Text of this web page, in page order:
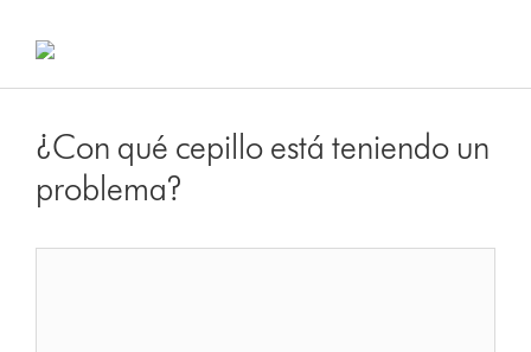
¿Con qué cepillo está teniendo un
problema?